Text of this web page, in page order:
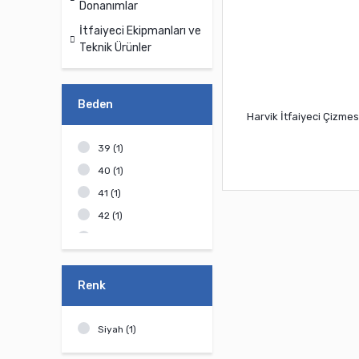
Donanımlar
İtfaiyeci Ekipmanları ve
Teknik Ürünler
Beden
39 (1)
40 (1)
41 (1)
42 (1)
Renk
Siyah (1)
Harvik İtfaiyeci